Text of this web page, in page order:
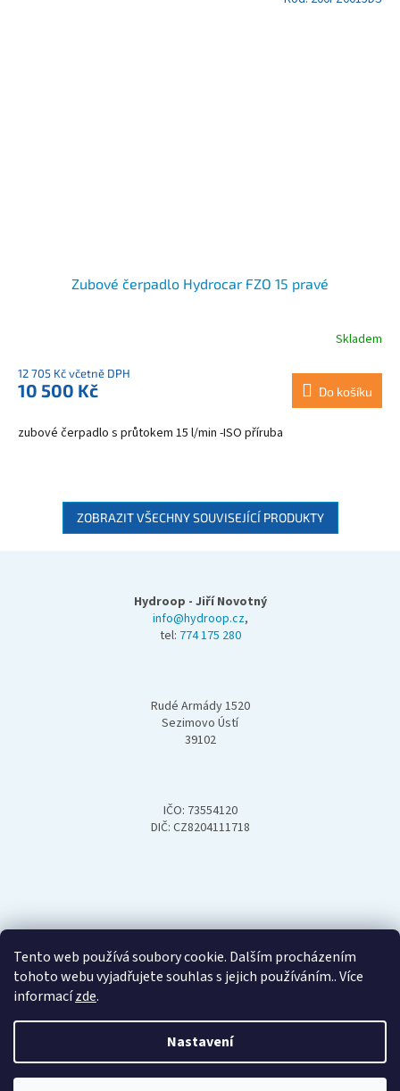
Tento web používá soubory cookie. Dalším procházením
tohoto webu vyjadřujete souhlas s jejich používáním.. Více
informacízde.
Nastavení
Zubové čerpadlo Hydrocar FZO 15 pravé
Skladem
12 705 Kč včetně DPH
10 500 Kč Do košíku
zubové čerpadlo s průtokem 15 l/min -ISO příruba
ZOBRAZIT VŠECHNY SOUVISEJÍCÍ PRODUKTY
Hydroop - Jiří Novotný
info@hydroop.cz,
tel: 774 175 280
Rudé Armády 1520
Sezimovo Ústí
39102
IČO: 73554120
DIČ: CZ8204111718
Vytvořil Shoptet